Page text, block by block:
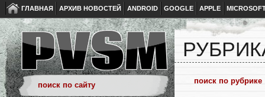
ГЛАВНАЯ АРХИВ НОВОСТЕЙ ANDROID GOOGLE APPLE